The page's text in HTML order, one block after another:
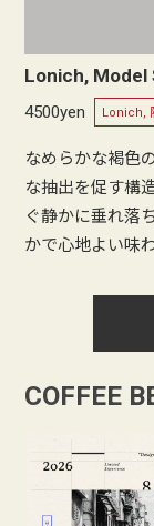
Lonich, Model
4500yen Lonich,
なめらかな褐色
な抽出を促す構
ぐ静かに垂れ落
かで心地よい味
COFFEE